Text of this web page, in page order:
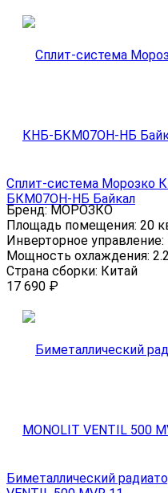
Сплит-система
БКМ07ОН-НБ Байкал
Бренд:МОРОЗКО
Площадь помещения: 20
Инверторное управление:
Мощность охлаждения:
Страна сборки: Китай
17 690 ₽
Биметаллический